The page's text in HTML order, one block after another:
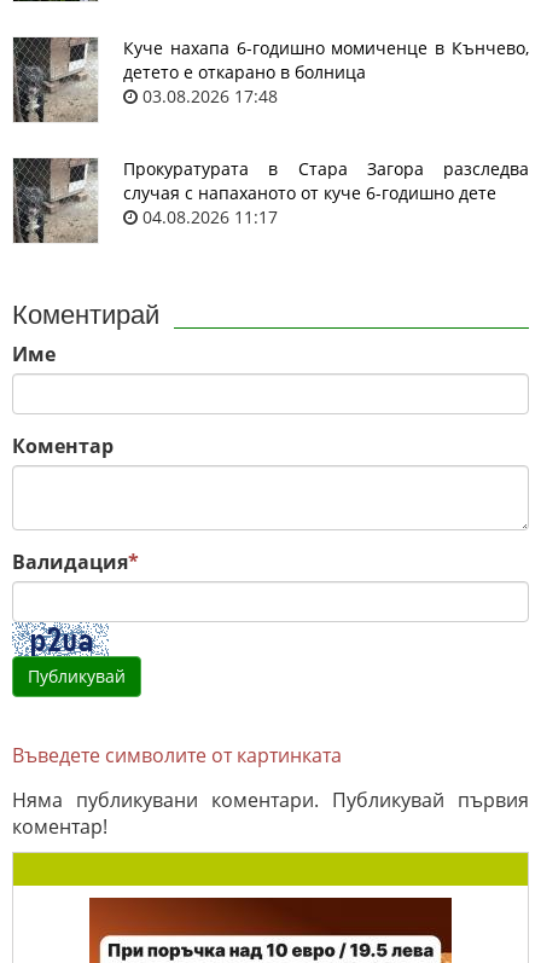
Куче нахапа 6-годишно момиченце в Кънчево,
детето е откарано в болница
03.08.2026 17:48
Прокуратурата в Стара Загора разследва
случая с напаханото от куче 6-годишно дете
04.08.2026 11:17
Коментирай
Име
Коментар
Валидация*
Въведете символите от картинката
Няма публикувани коментари. Публикувай първия
коментар!